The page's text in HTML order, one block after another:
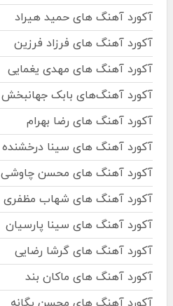
آکورد آهنگ های حمید هیراد
آکورد آهنگ های فرزاد فرزین
آکورد آهنگ های مهدی یغمایی
آکورد آهنگ‌های بابک جهانبخش
آکورد آهنگ های رضا بهرام
آکورد آهنگ های سینا درخشنده
آکورد آهنگ های محسن چاوشی
آکورد آهنگ های شهاب مظفری
آکورد آهنگ های سینا پارسیان
آکورد آهنگ های گرشا رضایی
آکورد آهنگ های ماکان بند